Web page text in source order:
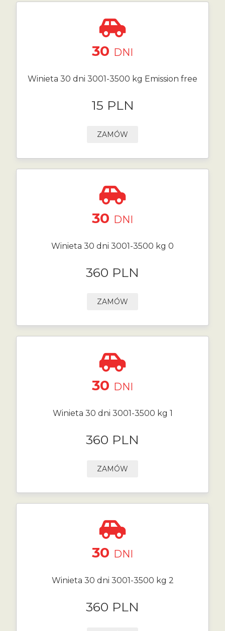
30 DNI
Winieta 30 dni 3001-3500 kg Emission free
15 PLN
ZAMÓW
30 DNI
Winieta 30 dni 3001-3500 kg 0
360 PLN
ZAMÓW
30 DNI
Winieta 30 dni 3001-3500 kg 1
360 PLN
ZAMÓW
30 DNI
Winieta 30 dni 3001-3500 kg 2
360 PLN